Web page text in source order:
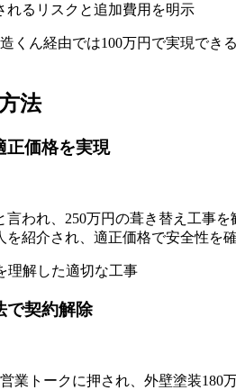
れるリスクと追加費用を明示
くん経由では100万円で実現で
法
正価格を実現
われ、250万円の葺き替え工事
紹介され、適正価格で安全性を
理解した適切な工事
で契約解除
業トークに押され、外壁塗装